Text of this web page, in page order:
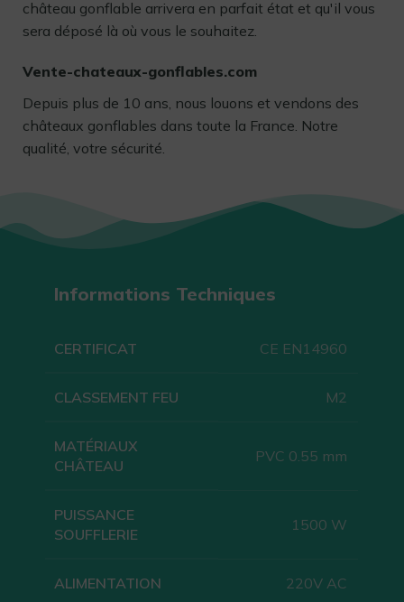
château gonflable arrivera en parfait état et qu'il vous
sera déposé là où vous le souhaitez.
Vente-chateaux-gonflables.com
Depuis plus de 10 ans, nous louons et vendons des
châteaux gonflables dans toute la France. Notre
qualité, votre sécurité.
Informations Techniques
CERTIFICAT CE EN14960
CLASSEMENT FEU M2
MATÉRIAUX
CHÂTEAU
PVC 0.55 mm
PUISSANCE
SOUFFLERIE
1500 W
ALIMENTATION 220V AC